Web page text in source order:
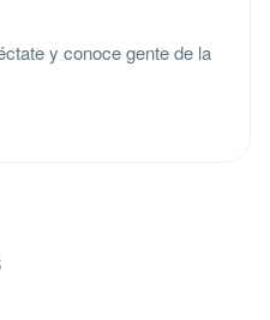
y conoce gente de la